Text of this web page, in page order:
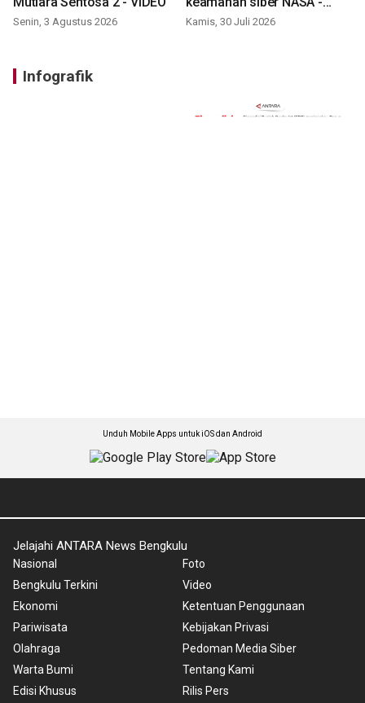
Senin, 3 Agustus 2026
VIDEO
Kamis, 30 Juli 2026
Infografik
Unduh Mobile Apps untuk iOS dan Android
Jelajahi ANTARA News Bengkulu
Nasional
Bengkulu Terkini
Ekonomi
Pariwisata
Olahraga
Warta Bumi
Edisi Khusus
Foto
Video
Ketentuan Penggunaan
Kebijakan Privasi
Pedoman Media Siber
Tentang Kami
Rilis Pers